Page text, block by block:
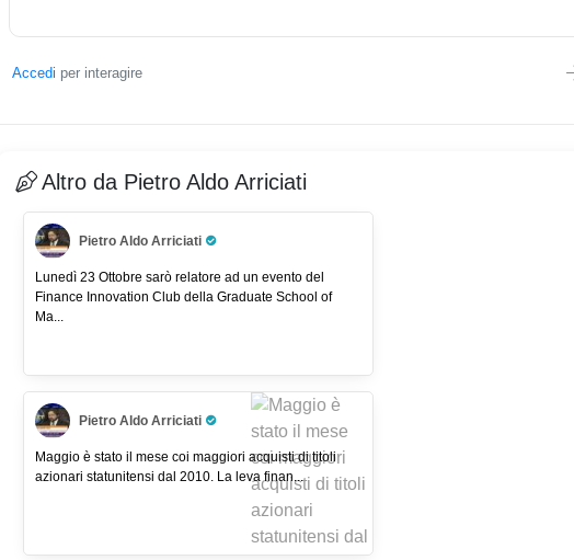
Accedi per interagire
Altro da Pietro Aldo Arriciati
Pietro Aldo Arriciati
Pro Trader
Lunedì 23 Ottobre sarò relatore ad un evento del
Finance Innovation Club della Graduate School of
Ma...
Pietro Aldo Arriciati
Pro Trader
Maggio è stato il mese coi maggiori acquisti di titoli
azionari statunitensi dal 2010. La leva finan...